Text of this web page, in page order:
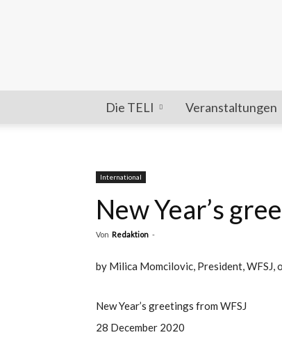
Die TELI Veranstaltungen
International
New Year’s
Von Redaktion -
by Milica Momcilovic, President,
New Year’s greetings from WFSJ
28 December 2020